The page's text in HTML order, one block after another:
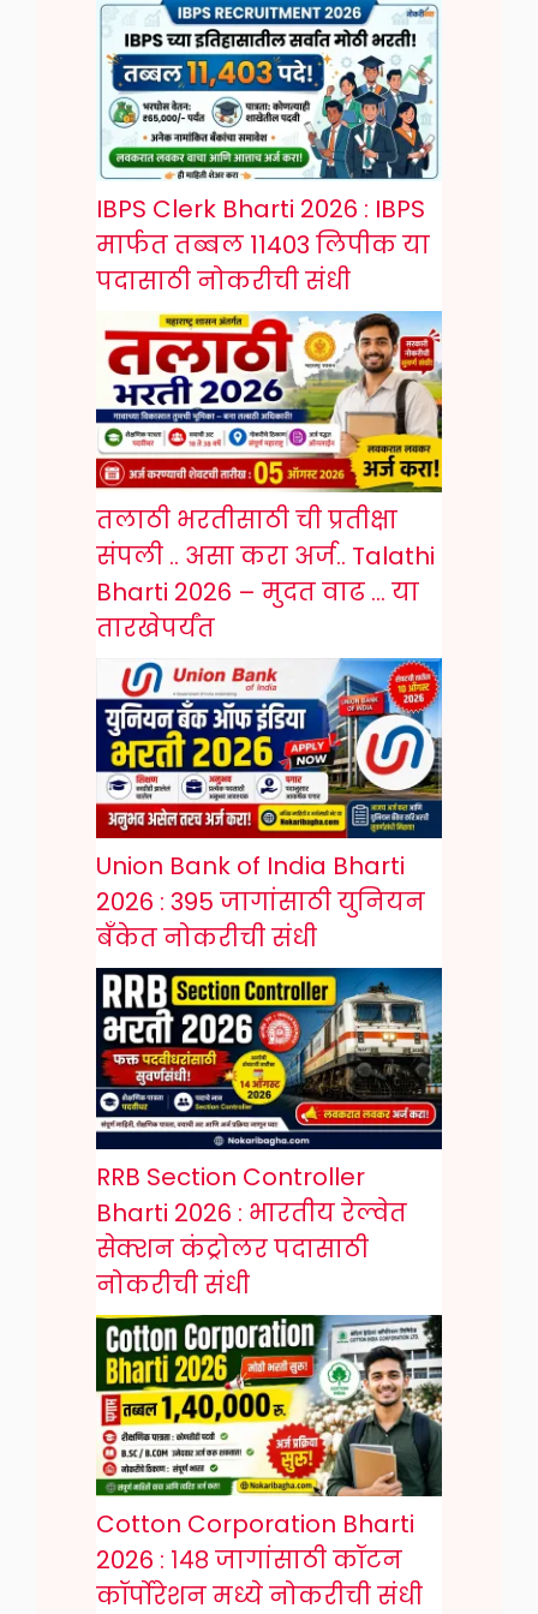
IBPS Clerk Bharti 2026 : IBPS
मार्फत तब्बल 11403 लिपीक या
पदासाठी नोकरीची संधी
तलाठी भरतीसाठी ची प्रतीक्षा
संपली .. असा करा अर्ज.. Talathi
Bharti 2026 – मुदत वाढ … या
तारखेपर्यंत
Union Bank of India Bharti
2026 : 395 जागांसाठी युनियन
बँकेत नोकरीची संधी
RRB Section Controller
Bharti 2026 : भारतीय रेल्वेत
सेक्शन कंट्रोलर पदासाठी
नोकरीची संधी
Cotton Corporation Bharti
2026 : १४८ जागांसाठी कॉटन
कॉर्पोरेशन मध्ये नोकरीची संधी